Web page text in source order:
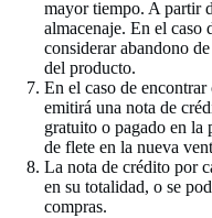
mayor tiempo. A partir
almacenaje. En el caso
considerar abandono
del producto.
En el caso de
emitirá una nota de
gratuito o pagado en la
de flete en la nueva
La nota de crédito por
en su totalidad, o se
compras.